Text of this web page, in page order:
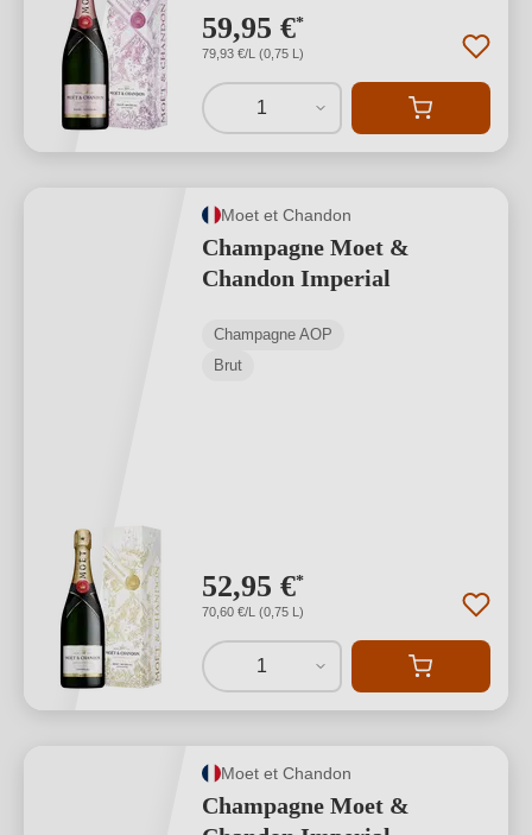
59,95 €*
79,93 €/L (0,75 L)
1
Moet et Chandon
Champagne Moet &
Chandon Imperial
Champagne AOP
Brut
52,95 €*
70,60 €/L (0,75 L)
1
Moet et Chandon
Champagne Moet &